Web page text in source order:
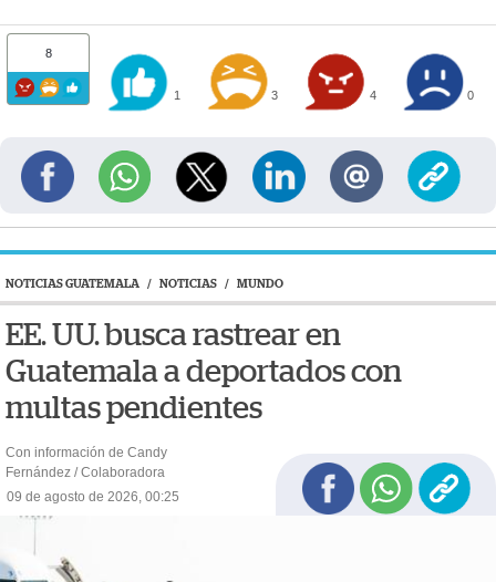
8
1 3 4 0
NOTICIAS GUATEMALA / NOTICIAS / MUNDO
EE. UU. busca rastrear en
Guatemala a deportados con
multas pendientes
Con información de Candy
Fernández / Colaboradora
09 de agosto de 2026, 00:25